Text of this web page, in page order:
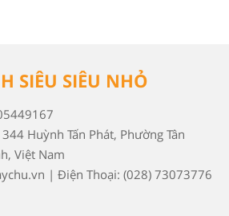
SIÊU SIÊU NHỎ
Huỳnh Tấn Phát, Phường Tân
Việt Nam
| Điện Thoại: (028) 73073776